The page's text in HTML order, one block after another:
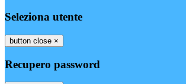
Seleziona utente
button close ×
Recupero password